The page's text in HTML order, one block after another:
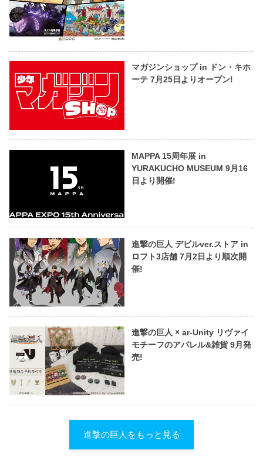
マガジンショップ in ドン・キホ
ーテ 7月25日よりオープン!
MAPPA 15周年展 in
YURAKUCHO MUSEUM 9月16
日より開催!
進撃の巨人 デビルver.ストア in
ロフト3店舗 7月2日より順次開
催!
進撃の巨人 × ar-Unity リヴァイ
モチーフのアパレル&雑貨 9月発
売!
進撃の巨人をもっと見る